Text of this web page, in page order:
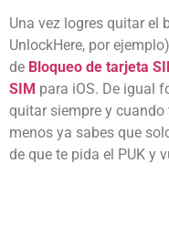
Una vez logres quitar el
UnlockHere, por
de Bloqueo de tarjeta
SIM para iOS. De igual
quitar siempre y cuando
menos ya sabes que
de que te pida el PUK y